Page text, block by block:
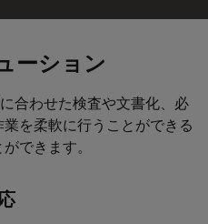
ーション
合わせた検査や文書化、必
を柔軟に行うことができる
できます。